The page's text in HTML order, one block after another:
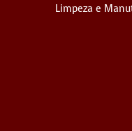
Limpeza e